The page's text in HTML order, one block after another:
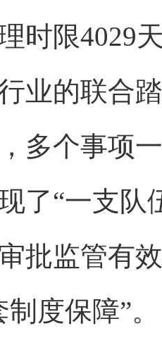
时限4029
业的联合
多个事项
了“一支队
批监管有
度保障”。